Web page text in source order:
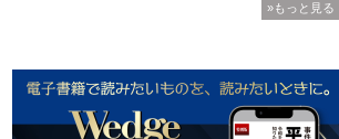
»もっと見る